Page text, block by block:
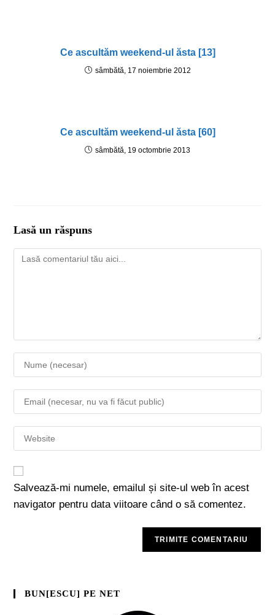
Ce ascultăm weekend-ul ăsta [13]
sâmbătă, 17 noiembrie 2012
Ce ascultăm weekend-ul ăsta [60]
sâmbătă, 19 octombrie 2013
Lasă un răspuns
Salvează-mi numele, emailul și site-ul web în acest
navigator pentru data viitoare când o să comentez.
BUN[ESCU] PE NET